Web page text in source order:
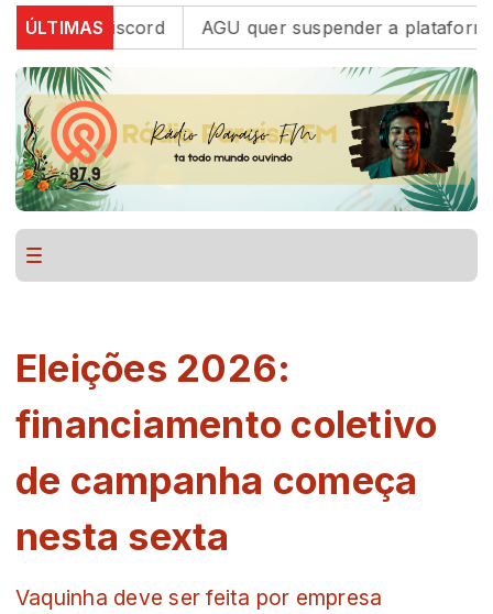
ÚLTIMAS
Discord AGU quer suspender a plataforma
Eleições 2026:
financiamento coletivo
de campanha começa
nesta sexta
Vaquinha deve ser feita por empresa